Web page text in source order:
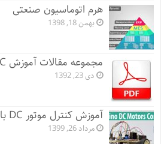
هرم اتوماسیون صنعتی
بهمن 18, 1398
مجموعه مقالات آموزش PLC
دی 23, 1392
آموزش کنترل موتور DC با آردوینو
مرداد 26, 1399